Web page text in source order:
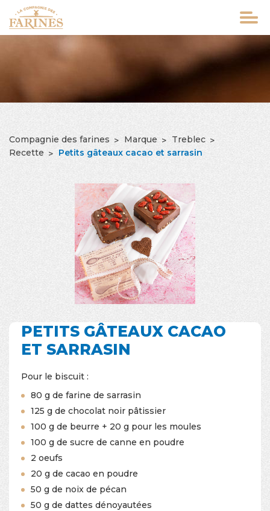
au
contenu
FIL
Compagnie des farines Marque
Treblec
Recette
Petits gâteaux cacao et sarrasin
PETITS GÂTEAUX CACAO
ET SARRASIN
Pour le biscuit :
80 g de farine de sarrasin
125 g de chocolat noir pâtissier
100 g de beurre + 20 g pour les moules
100 g de sucre de canne en poudre
2 oeufs
20 g de cacao en poudre
50 g de noix de pécan
50 g de dattes dénoyautées